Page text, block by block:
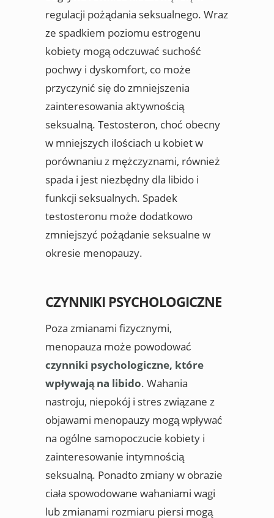
regulacji pożądania seksualnego. Wraz
ze spadkiem poziomu estrogenu
kobiety mogą odczuwać suchość
pochwy i dyskomfort, co może
przyczynić się do zmniejszenia
zainteresowania aktywnością
seksualną. Testosteron, choć obecny
w mniejszych ilościach u kobiet w
porównaniu z mężczyznami, również
spada i jest niezbędny dla libido i
funkcji seksualnych. Spadek
testosteronu może dodatkowo
zmniejszyć pożądanie seksualne w
okresie menopauzy.
CZYNNIKI PSYCHOLOGICZNE
Poza zmianami fizycznymi,
menopauza może powodować
czynniki psychologiczne, które
wpływają na libido. Wahania
nastroju, niepokój i stres związane z
objawami menopauzy mogą wpływać
na ogólne samopoczucie kobiety i
zainteresowanie intymnością
seksualną. Ponadto zmiany w obrazie
ciała spowodowane wahaniami wagi
lub zmianami rozmiaru piersi mogą